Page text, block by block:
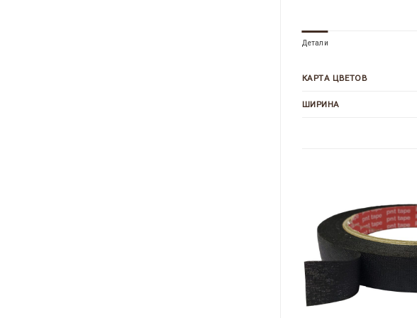
Детали
КАРТА ЦВЕТОВ
ШИРИНА
+